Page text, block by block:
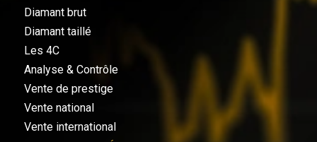
Diamant brut
Diamant taillé
Les 4C
Analyse & Contrôle
Vente de prestige
Vente national
Vente international